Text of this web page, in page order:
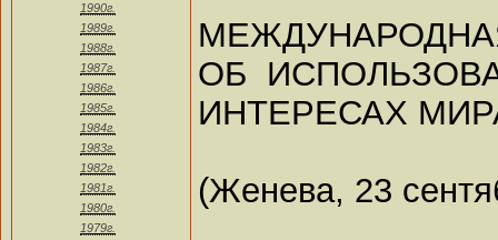
1990г.
1989г.
1988г.
1987г.
1986г.
1985г.
1984г.
1983г.
1982г.
1981г.
1980г.
1979г.
ОБ
ИНТЕРЕСАХ
(Женева, 23